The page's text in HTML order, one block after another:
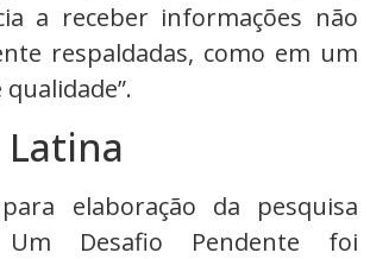
a receber informações não
respaldadas, como em um
elaboração da pesquisa
Um Desafio Pendente foi